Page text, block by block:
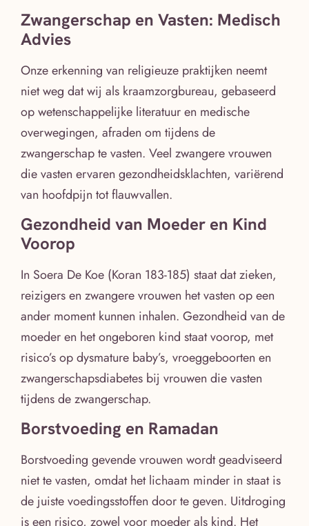
Zwangerschap en Vasten: Medisch
Advies
Onze erkenning van religieuze praktijken neemt
niet weg dat wij als kraamzorgbureau, gebaseerd
op wetenschappelijke literatuur en medische
overwegingen, afraden om tijdens de
zwangerschap te vasten. Veel zwangere vrouwen
die vasten ervaren gezondheidsklachten, variërend
van hoofdpijn tot flauwvallen.
Gezondheid van Moeder en Kind
Voorop
In Soera De Koe (Koran 183-185) staat dat zieken,
reizigers en zwangere vrouwen het vasten op een
ander moment kunnen inhalen. Gezondheid van de
moeder en het ongeboren kind staat voorop, met
risico’s op dysmature baby’s, vroeggeboorten en
zwangerschapsdiabetes bij vrouwen die vasten
tijdens de zwangerschap.
Borstvoeding en Ramadan
Borstvoeding gevende vrouwen wordt geadviseerd
niet te vasten, omdat het lichaam minder in staat is
de juiste voedingsstoffen door te geven. Uitdroging
is een risico, zowel voor moeder als kind. Het